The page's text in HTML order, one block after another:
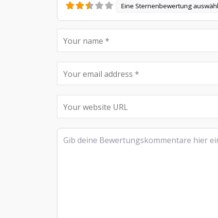
Eine Sternenbewertung
Rezensionstext